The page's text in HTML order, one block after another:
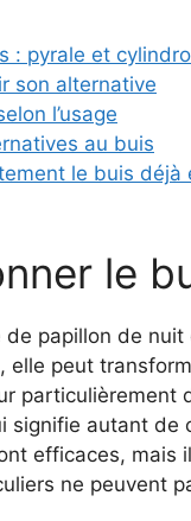
: pyrale et
son alternative
l’usage
au buis
le buis déjà
le
de papillon de
elle peut
particulièrement
signifie autant
efficaces,
ne peuvent